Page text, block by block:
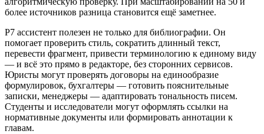
более источников разница становится ещё заметнее.
Р7 ассистент полезен не только для библиографии. Он
помогает проверить стиль, сократить длинный текст,
перевести фрагмент, привести терминологию к единому виду
— и всё это прямо в редакторе, без сторонних сервисов.
Юристы могут проверять договоры на единообразие
формулировок, бухгалтеры — готовить пояснительные
записки, менеджеры — адаптировать тональность писем.
Студенты и исследователи могут оформлять ссылки на
нормативные документы или формировать аннотации к
главам.